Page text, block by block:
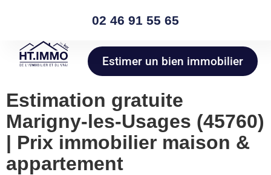
02 46 91 55 65
Estimer un bien immobilier
Estimation gratuite
Marigny-les-Usages (45760)
| Prix immobilier maison &
appartement